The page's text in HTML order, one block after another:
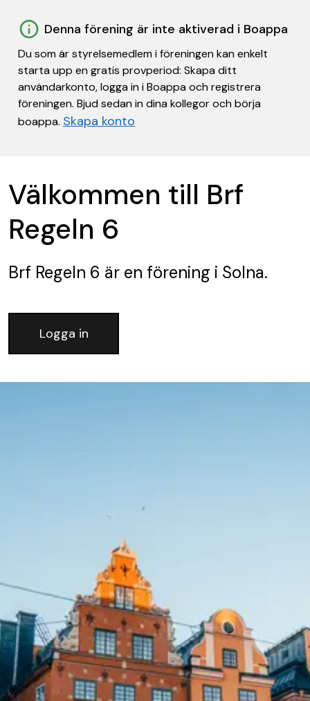
Denna förening är inte aktiverad i Boappa
Du som är styrelsemedlem i föreningen kan enkelt
starta upp en gratis provperiod: Skapa ditt
användarkonto, logga in i Boappa och registrera
föreningen. Bjud sedan in dina kollegor och börja
boappa. Skapa konto
Välkommen till Brf
Regeln 6
Brf Regeln 6 är en förening i Solna.
Logga in